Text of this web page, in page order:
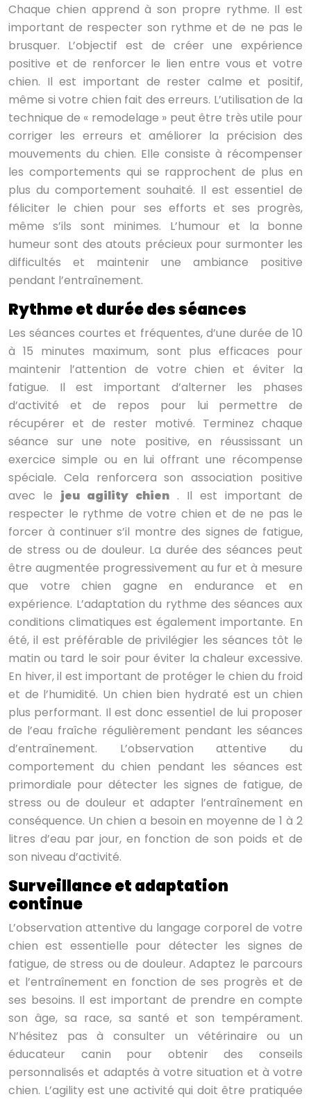
Chaque chien apprend à son propre rythme. Il est
important de respecter son rythme et de ne pas le
brusquer. L’objectif est de créer une expérience
positive et de renforcer le lien entre vous et votre
chien. Il est important de rester calme et positif,
même si votre chien fait des erreurs. L’utilisation de la
technique de « remodelage » peut être très utile pour
corriger les erreurs et améliorer la précision des
mouvements du chien. Elle consiste à récompenser
les comportements qui se rapprochent de plus en
plus du comportement souhaité. Il est essentiel de
féliciter le chien pour ses efforts et ses progrès,
même s’ils sont minimes. L’humour et la bonne
humeur sont des atouts précieux pour surmonter les
difficultés et maintenir une ambiance positive
pendant l’entraînement.
Rythme et durée des séances
Les séances courtes et fréquentes, d’une durée de 10
à 15 minutes maximum, sont plus efficaces pour
maintenir l’attention de votre chien et éviter la
fatigue. Il est important d’alterner les phases
d’activité et de repos pour lui permettre de
récupérer et de rester motivé. Terminez chaque
séance sur une note positive, en réussissant un
exercice simple ou en lui offrant une récompense
spéciale. Cela renforcera son association positive
avec le jeu agility chien . Il est important de
respecter le rythme de votre chien et de ne pas le
forcer à continuer s’il montre des signes de fatigue,
de stress ou de douleur. La durée des séances peut
être augmentée progressivement au fur et à mesure
que votre chien gagne en endurance et en
expérience. L’adaptation du rythme des séances aux
conditions climatiques est également importante. En
été, il est préférable de privilégier les séances tôt le
matin ou tard le soir pour éviter la chaleur excessive.
En hiver, il est important de protéger le chien du froid
et de l’humidité. Un chien bien hydraté est un chien
plus performant. Il est donc essentiel de lui proposer
de l’eau fraîche régulièrement pendant les séances
d’entraînement. L’observation attentive du
comportement du chien pendant les séances est
primordiale pour détecter les signes de fatigue, de
stress ou de douleur et adapter l’entraînement en
conséquence. Un chien a besoin en moyenne de 1 à 2
litres d’eau par jour, en fonction de son poids et de
son niveau d’activité.
Surveillance et adaptation
continue
L’observation attentive du langage corporel de votre
chien est essentielle pour détecter les signes de
fatigue, de stress ou de douleur. Adaptez le parcours
et l’entraînement en fonction de ses progrès et de
ses besoins. Il est important de prendre en compte
son âge, sa race, sa santé et son tempérament.
N’hésitez pas à consulter un vétérinaire ou un
éducateur canin pour obtenir des conseils
personnalisés et adaptés à votre situation et à votre
chien. L’agility est une activité qui doit être pratiquée